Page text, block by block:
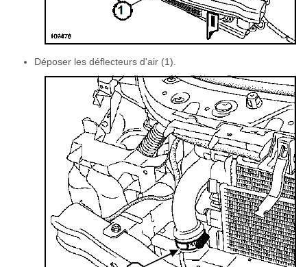
Déposer les déflecteurs d'air (1).